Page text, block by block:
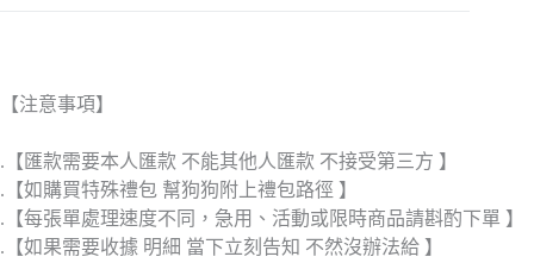
【注意事項】
.【匯款需要本人匯款 不能其他人匯款 不接受第三方 】
.【如購買特殊禮包 幫狗狗附上禮包路徑 】
.【每張單處理速度不同，急用、活動或限時商品請斟酌下單 】
.【如果需要收據 明細 當下立刻告知 不然沒辦法給 】